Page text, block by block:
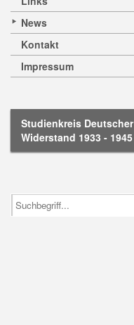
News
Kontakt
Impressum
Studienkreis Deutscher
Widerstand 1933 - 1945